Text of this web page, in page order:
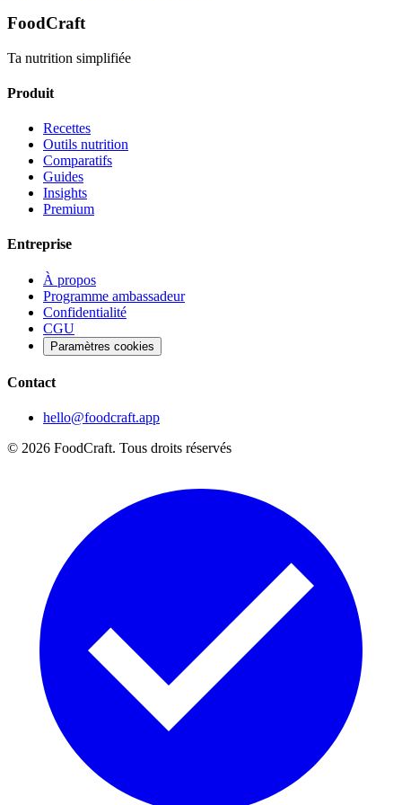
FoodCraft
Ta nutrition simplifiée
Produit
Recettes
Outils nutrition
Comparatifs
Guides
Insights
Premium
Entreprise
À propos
Programme ambassadeur
Confidentialité
CGU
Paramètres cookies
Contact
hello@foodcraft.app
© 2026 FoodCraft. Tous droits réservés